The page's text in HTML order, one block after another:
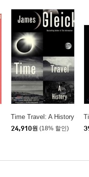
Time Travel: A History
24,910원 (18% 할인)